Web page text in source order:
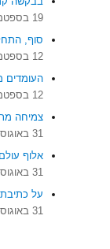
19 בספטמבר 2025
סוף,
12 בספטמבר 2025
העומדים
12 בספטמבר 2025
צמיחה
31 באוגוסט 2025
אלוף
31 באוגוסט 2025
על
31 באוגוסט 2025